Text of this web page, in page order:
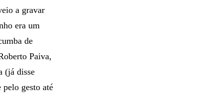
a gravar
era um
de
Paiva,
(já disse
gesto até